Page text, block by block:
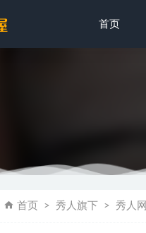
首页
首页 秀人旗下 秀人网